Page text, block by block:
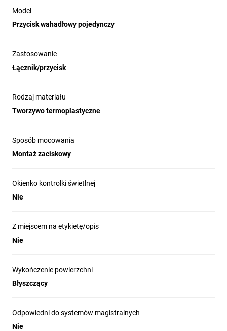
Model
Przycisk wahadłowy pojedynczy
Zastosowanie
Łącznik/przycisk
Rodzaj materiału
Tworzywo termoplastyczne
Sposób mocowania
Montaż zaciskowy
Okienko kontrolki świetlnej
Nie
Z miejscem na etykietę/opis
Nie
Wykończenie powierzchni
Błyszczący
Odpowiedni do systemów magistralnych
Nie